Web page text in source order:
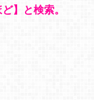
】と検索。